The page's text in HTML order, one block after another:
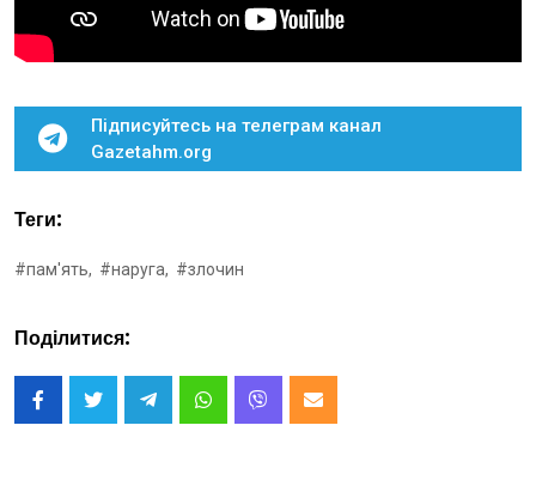
Підписуйтесь на телеграм канал
Gazetahm.org
Теги:
#пам'ять, #наруга, #злочин
Поділитися: